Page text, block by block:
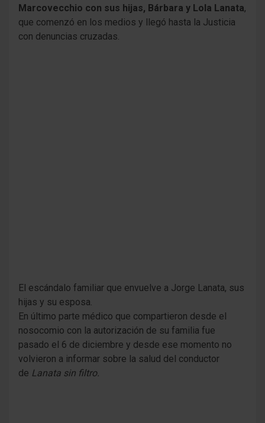
Marcovecchio con sus hijas, Bárbara y Lola Lanata,
que comenzó en los medios y llegó hasta la Justicia
con denuncias cruzadas.
El escándalo familiar que envuelve a Jorge Lanata, sus
hijas y su esposa.
En último parte médico que compartieron desde el
nosocomio con la autorización de su familia fue
pasado el 6 de diciembre y desde ese momento no
volvieron a informar sobre la salud del conductor
de Lanata sin filtro.